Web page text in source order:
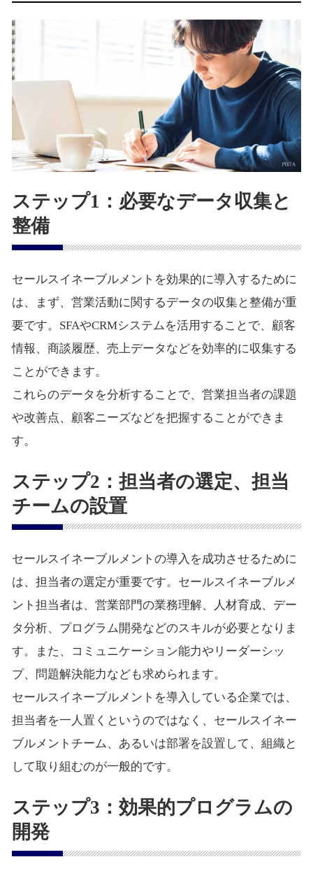
ステップ1：必要なデータ収集と
整備
セールスイネーブルメントを効果的に導入するために
は、まず、営業活動に関するデータの収集と整備が重
要です。SFAやCRMシステムを活用することで、顧客
情報、商談履歴、売上データなどを効率的に収集する
ことができます。
これらのデータを分析することで、営業担当者の課題
や改善点、顧客ニーズなどを把握することができま
す。
ステップ2：担当者の選定、担当
チームの設置
セールスイネーブルメントの導入を成功させるために
は、担当者の選定が重要です。セールスイネーブルメ
ント担当者は、営業部門の業務理解、人材育成、デー
タ分析、プログラム開発などのスキルが必要となりま
す。また、コミュニケーション能力やリーダーシッ
プ、問題解決能力なども求められます。
セールスイネーブルメントを導入している企業では、
担当者を一人置くというのではなく、セールスイネー
ブルメントチーム、あるいは部署を設置して、組織と
して取り組むのが一般的です。
ステップ3：効果的プログラムの
開発